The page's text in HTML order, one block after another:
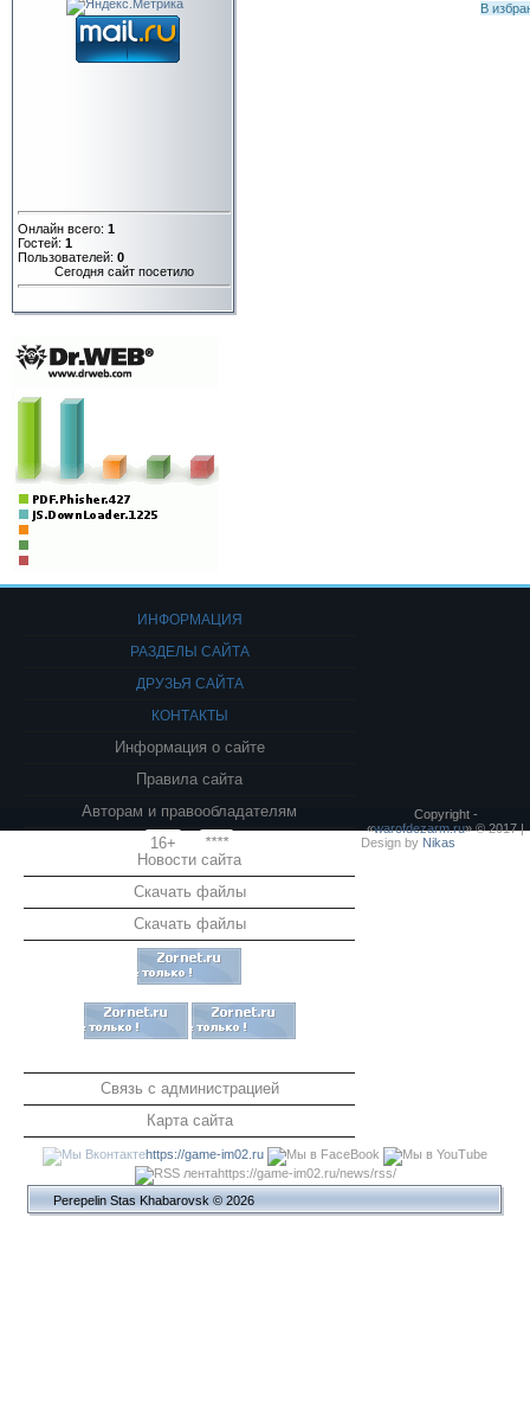
Онлайн всего: 1
Гостей: 1
Пользователей: 0
Сегодня сайт посетило
В
ИНФОРМАЦИЯ
РАЗДЕЛЫ САЙТА
ДРУЗЬЯ САЙТА
КОНТАКТЫ
Информация о сайте
Правила сайта
Авторам и правообладателям
16+
****
Новости сайта
Скачать файлы
Скачать файлы
Связь с администрацией
Карта сайта
Copyright -
«warofdezarm.ru» © 2017 |
Design by Nikas
https://game-im02.ru
https://game-im02.ru/news/rss/
Perepelin Stas Khabarovsk © 2026